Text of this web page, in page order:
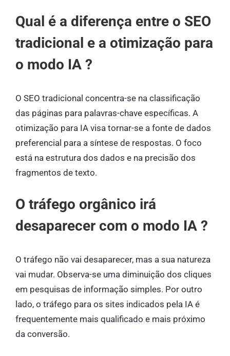
Qual é a diferença entre o SEO
tradicional e a otimização para
o modo IA ?
O SEO tradicional concentra-se na classificação
das páginas para palavras-chave específicas. A
otimização para IA visa tornar-se a fonte de dados
preferencial para a síntese de respostas. O foco
está na estrutura dos dados e na precisão dos
fragmentos de texto.
O tráfego orgânico irá
desaparecer com o modo IA ?
O tráfego não vai desaparecer, mas a sua natureza
vai mudar. Observa-se uma diminuição dos cliques
em pesquisas de informação simples. Por outro
lado, o tráfego para os sites indicados pela IA é
frequentemente mais qualificado e mais próximo
da conversão.